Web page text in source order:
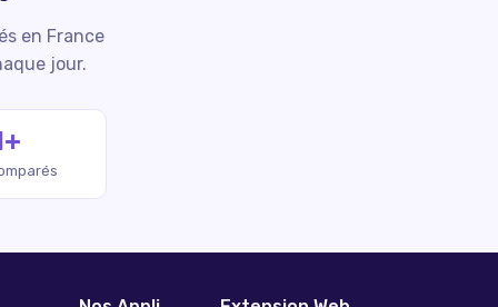
en France
jour.